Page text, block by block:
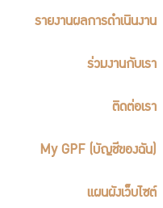
รายงานผลการดำเนินงาน
ร่วมงานกับเรา
ติดต่อเรา
My GPF (บัญชีของฉัน)
แผนผังเว็บไซต์